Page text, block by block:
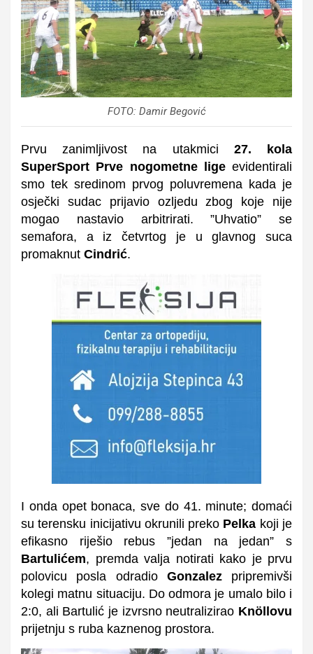
FOTO: Damir Begović
Prvu zanimljivost na utakmici 27. kola
SuperSport Prve nogometne ligeevidentirali
smo tek sredinom prvog poluvremena kada je
osječki sudac prijavio ozljedu zbog koje nije
mogao nastavio arbitrirati. ”Uhvatio” se
semafora, a iz četvrtog je u glavnog suca
promaknut Cindrić.
I onda opet bonaca, sve do 41. minute; domaći
su terensku inicijativu okrunili preko Pelka koji je
efikasno riješio rebus ”jedan na jedan” s
Bartulićem, premda valja notirati kako je prvu
polovicu posla odradio Gonzalezpripremivši
kolegi matnu situaciju. Do odmora je umalo bilo i
2:0, ali Bartulić je izvrsno neutralizirao Knöllovu
prijetnju s ruba kaznenog prostora.